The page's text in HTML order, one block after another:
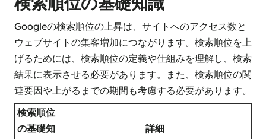
Googleの検索順位の上昇は、サイトへのアクセス数と
ウェブサイトの集客増加につながります。検索順位を上
げるためには、検索順位の定義や仕組みを理解し、検索
結果に表示させる必要があります。また、検索順位の関
連要因や上がるまでの期間も考慮する必要があります。
検索順位
の基礎知
詳細